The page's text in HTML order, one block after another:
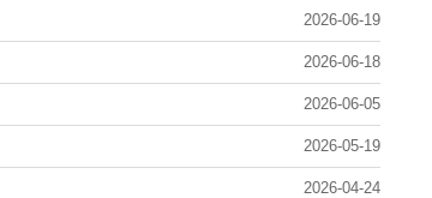
2026-06-19
2026-06-18
2026-06-05
2026-05-19
2026-04-24